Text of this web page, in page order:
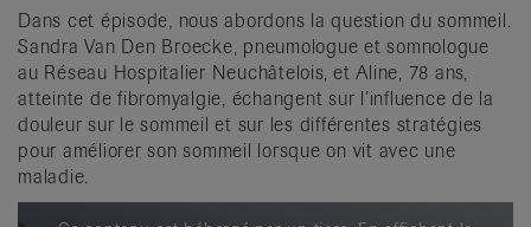
Dans cet épisode, nous abordons la question du sommeil.
Sandra Van Den Broecke, pneumologue et somnologue
au Réseau Hospitalier Neuchâtelois, et Aline, 78 ans,
atteinte de fibromyalgie, échangent sur l’influence de la
douleur sur le sommeil et sur les différentes stratégies
pour améliorer son sommeil lorsque on vit avec une
maladie.